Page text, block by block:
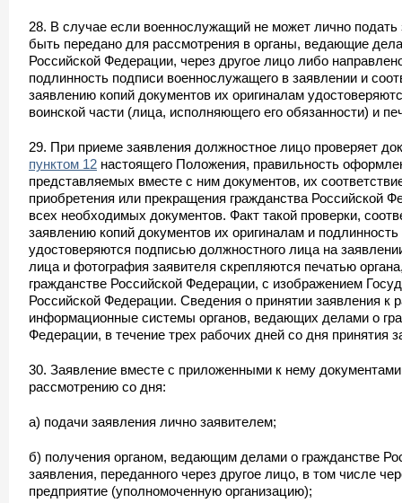
28. В случае если военнослужащий не может лично подать
быть передано для рассмотрения в органы, ведающие
Российской Федерации, через другое лицо либо
подлинность подписи военнослужащего в заявлении и
заявлению копий документов их оригиналам
воинской части (лица, исполняющего его обязанности) и
29. При приеме заявления должностное лицо проверяет
пунктом 12 настоящего Положения, правильность
представляемых вместе с ним документов, их
приобретения или прекращения гражданства Российской
всех необходимых документов. Факт такой проверки,
заявлению копий документов их оригиналам и
удостоверяются подписью должностного лица на
лица и фотография заявителя скрепляются печатью
гражданстве Российской Федерации, с изображением
Российской Федерации. Сведения о принятии заявления к
информационные системы органов, ведающих делами о
Федерации, в течение трех рабочих дней со дня принятия
30. Заявление вместе с приложенными к нему
рассмотрению со дня:
а) подачи заявления лично заявителем;
б) получения органом, ведающим делами о гражданстве
заявления, переданного через другое лицо, в том числе
предприятие (уполномоченную организацию);